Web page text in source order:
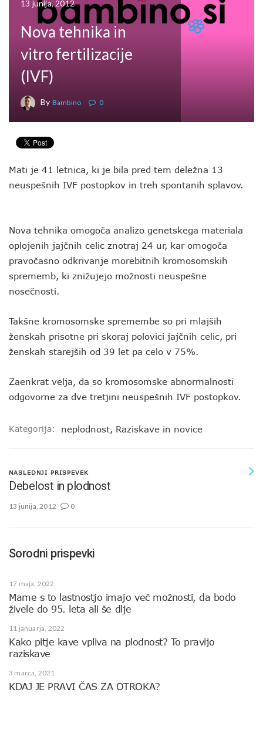
13 junija, 2012
Nova tehnika in
vitro fertilizacije
(IVF)
By Bambino 0
Mati je 41 letnica, ki je bila pred tem deležna 13
neuspešnih IVF postopkov in treh spontanih splavov.
Nova tehnika omogoča analizo genetskega materiala
oplojenih jajčnih celic znotraj 24 ur, kar omogoča
pravočasno odkrivanje morebitnih kromosomskih
sprememb, ki znižujejo možnosti neuspešne
nosečnosti.
Takšne kromosomske spremembe so pri mlajših
ženskah prisotne pri skoraj polovici jajčnih celic, pri
ženskah starejših od 39 let pa celo v 75%.
Zaenkrat velja, da so kromosomske abnormalnosti
odgovorne za dve tretjini neuspešnih IVF postopkov.
Kategorija: neplodnost, Raziskave in novice
NASLEDNJI PRISPEVEK
Debelost in plodnost
13 junija, 2012 0
Sorodni prispevki
17 maja, 2022
Mame s to lastnostjo imajo več možnosti, da bodo
živele do 95. leta ali še dlje
11 januarja, 2022
Kako pitje kave vpliva na plodnost? To pravijo
raziskave
3 marca, 2021
KDAJ JE PRAVI ČAS ZA OTROKA?